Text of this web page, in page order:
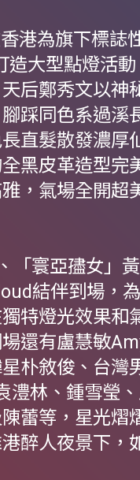
港為旗下標誌
造大型點燈活
后鄭秀文以神
踩同色系過溪
直髮散發濃厚
黑皮革造型完
，氣場全開超
「寰亞孻女」
結伴到場，
特燈光效果和
還有盧慧敏
朴敘俊、台灣
澧林、鍾雪瑩
蕾等，星光熠
醉人夜景下，